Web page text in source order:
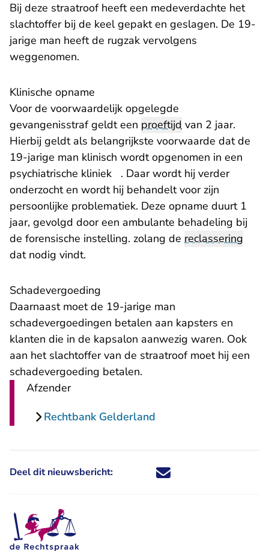
Bij deze straatroof heeft een medeverdachte het
slachtoffer bij de keel gepakt en geslagen. De 19-
jarige man heeft de rugzak vervolgens
weggenomen.
Klinische opname
Voor de voorwaardelijk opgelegde
gevangenisstraf geldt een proeftijd van 2 jaar.
Hierbij geldt als belangrijkste voorwaarde dat de
19-jarige man klinisch wordt opgenomen in een
psychiatrische kliniek . Daar wordt hij verder
onderzocht en wordt hij behandelt voor zijn
persoonlijke problematiek. Deze opname duurt 1
jaar, gevolgd door een ambulante behadeling bij
de forensische instelling. zolang de reclassering
dat nodig vindt.
Schadevergoeding
Daarnaast moet de 19-jarige man
schadevergoedingen betalen aan kapsters en
klanten die in de kapsalon aanwezig waren. Ook
aan het slachtoffer van de straatroof moet hij een
schadevergoeding betalen.
Afzender
Rechtbank Gelderland
Deel dit nieuwsbericht: Deel dit nieuwsbericht via X -
Deel dit nieuwsbericht via
Deel dit nieuwsbericht
Deel dit